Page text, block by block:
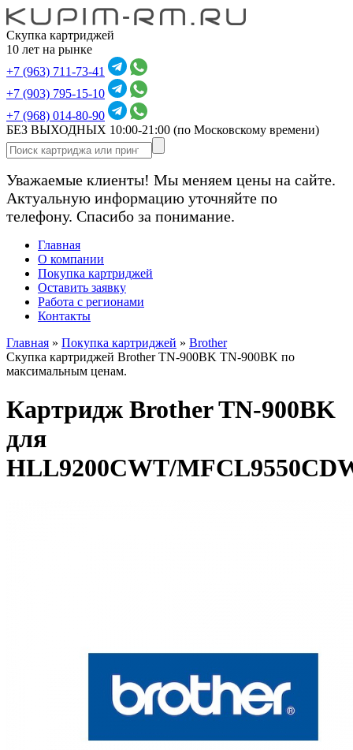
Скупка картриджей
10 лет на рынке
+7 (963) 711-73-41
+7 (903) 795-15-10
+7 (968) 014-80-90
БЕЗ ВЫХОДНЫХ 10:00-21:00 (по Московскому времени)
Уважаемые клиенты! Мы меняем цены на сайте.
Актуальную информацию уточняйте по
телефону. Спасибо за понимание.
Главная
О компании
Покупка картриджей
Оставить заявку
Работа с регионами
Контакты
Главная » Покупка картриджей » Brother
Скупка картриджей Brother TN-900BK TN-900BK по
максимальным ценам.
Картридж Brother TN-900BK
для
HLL9200CWT/